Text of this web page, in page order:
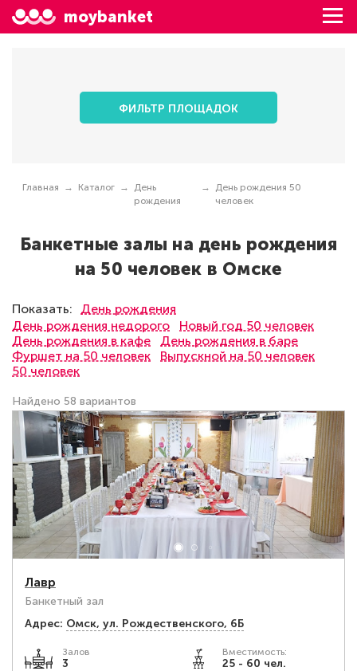
moybanket
ФИЛЬТР ПЛОЩАДОК
Главная Каталог
День
рождения
День рождения 50
человек
Банкетные залы на день рождения
на 50 человек в Омске
Показать:
День рождения
День рождения недорого
Новый год 50 человек
День рождения в кафе
День рождения в баре
Фуршет на 50 человек
Выпускной на 50 человек
50 человек
Найдено 58 вариантов
Лавр
Банкетный зал
Адрес: Омск, ул. Рождественского, 6Б
Залов
3
Вместимость:
25 - 60 чел.